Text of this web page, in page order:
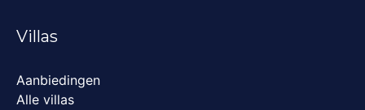
Villas
Aanbiedingen
Alle villas